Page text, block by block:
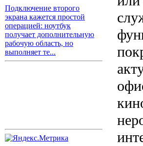
Подключение второго
экрана кажется простой
операцией: ноутбук
получает дополнительную
рабочую область, но
выполняет те...